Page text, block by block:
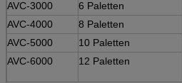
AVC-3000
6 Paletten
AVC-4000
8 Paletten
AVC-5000
10 Paletten
AVC-6000
12 Paletten